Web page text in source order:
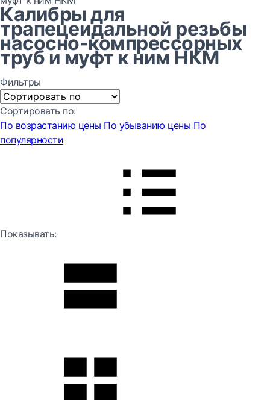
Калибры для
трапецеидальной резьбы
насосно-компрессорных
труб и муфт к ним НКМ
Фильтры
Сортировать по:
По возрастанию цены По убыванию цены По
популярности
Показывать: